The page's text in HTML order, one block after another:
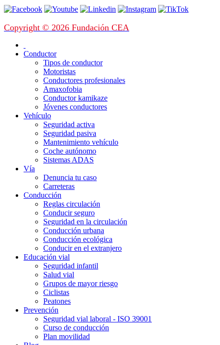
Copyright © 2026 Fundación CEA
Conductor
Tipos de conductor
Motoristas
Conductores profesionales
Amaxofobia
Conductor kamikaze
Jóvenes conductores
Vehículo
Seguridad activa
Seguridad pasiva
Mantenimiento vehículo
Coche autónomo
Sistemas ADAS
Vía
Denuncia tu caso
Carreteras
Conducción
Reglas circulación
Conducir seguro
Seguridad en la circulación
Conducción urbana
Conducción ecológica
Conducir en el extranjero
Educación vial
Seguridad infantil
Salud vial
Grupos de mayor riesgo
Ciclistas
Peatones
Prevención
Seguridad vial laboral - ISO 39001
Curso de conducción
Plan movilidad